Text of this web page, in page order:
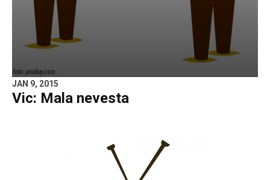
Foto: pixabay.com
JAN 9, 2015
Vic: Mala nevesta